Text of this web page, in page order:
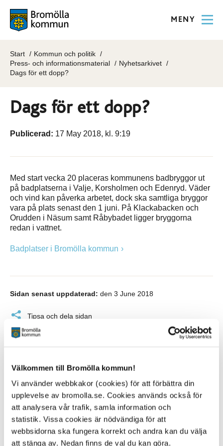
Välkommen till Bromölla kommun!
Vi använder webbkakor (cookies) för att förbättra din
upplevelse av bromolla.se. Cookies används också för
att analysera vår trafik, samla information och
statistik. Vissa cookies är nödvändiga för att
webbsidorna ska fungera korrekt och andra kan du välja
att stänga av. Nedan finns de val du kan göra.
MENY
Start
Kommun och politik
Press- och informationsmaterial
Nyhetsarkivet
Dags för ett dopp?
Dags för ett dopp?
Publicerad: 17 May 2018, kl. 9:19
Med start vecka 20 placeras kommunens badbryggor ut
på badplatserna i Valje, Korsholmen och Edenryd. Väder
och vind kan påverka arbetet, dock ska samtliga bryggor
vara på plats senast den 1 juni. På Klackabacken och
Orudden i Näsum samt Råbybadet ligger bryggorna
redan i vattnet.
Badplatser i Bromölla kommun
Sidan senast uppdaterad: den 3 June 2018
Tipsa och dela sidan
Kommentera